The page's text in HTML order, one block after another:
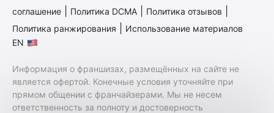
соглашение
Политика DCMA Политика отзывов
Политика ранжирования
Использование материалов
EN
Информация о франшизах, размещённых на сайте не
является офертой. Конечные условия уточняйте при
прямом общении с франчайзерами. Мы не несем
ответственность за полноту и достоверность